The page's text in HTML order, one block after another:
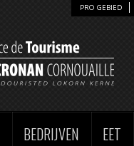
PRO GEBIED
BEDRIJVEN EET